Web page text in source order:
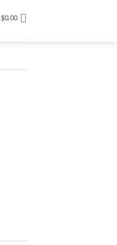
$0.00